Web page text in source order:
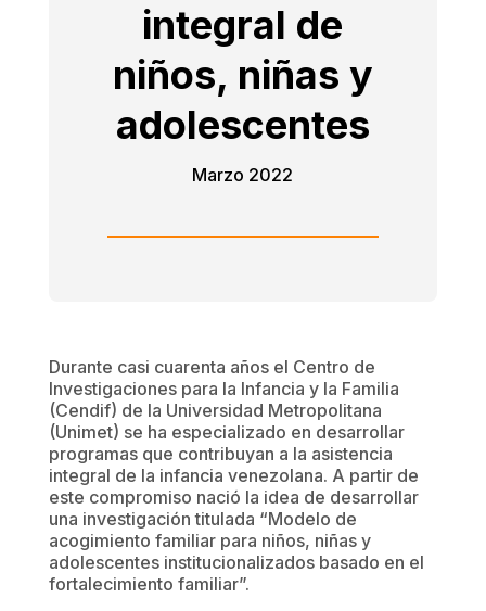
integral de
niños, niñas y
adolescentes
Marzo 2022
Durante casi cuarenta años el Centro de
Investigaciones para la Infancia y la Familia
(Cendif) de la Universidad Metropolitana
(Unimet) se ha especializado en desarrollar
programas que contribuyan a la asistencia
integral de la infancia venezolana. A partir de
este compromiso nació la idea de desarrollar
una investigación titulada “Modelo de
acogimiento familiar para niños, niñas y
adolescentes institucionalizados basado en el
fortalecimiento familiar”.